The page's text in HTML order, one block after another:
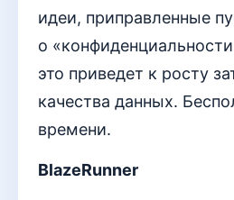
идеи, приправленные
о
это приведет к росту
качества данных.
времени.
BlazeRunner